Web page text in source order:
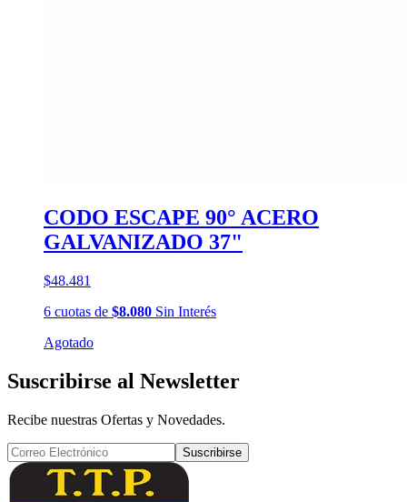
CODO ESCAPE 90° ACERO
GALVANIZADO 37"
$48.481
6 cuotas de $8.080 Sin Interés
Agotado
Suscribirse al Newsletter
Recibe nuestras Ofertas y Novedades.
Suscribirse